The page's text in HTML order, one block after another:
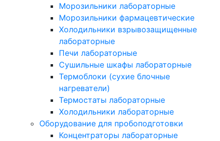
Морозильники лабораторные
Морозильники фармацевтические
Холодильники взрывозащищенные
лабораторные
Печи лабораторные
Сушильные шкафы лабораторные
Термоблоки (сухие блочные
нагреватели)
Термостаты лабораторные
Холодильники лабораторные
Оборудование для пробоподготовки
Концентраторы лабораторные